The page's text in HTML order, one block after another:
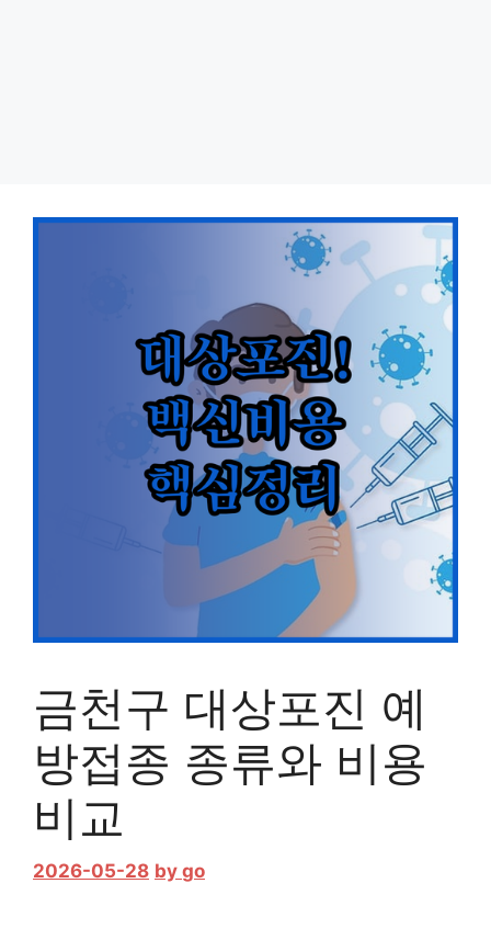
금천구 대상포진 예
방접종 종류와 비용
비교
2026-05-28 by go